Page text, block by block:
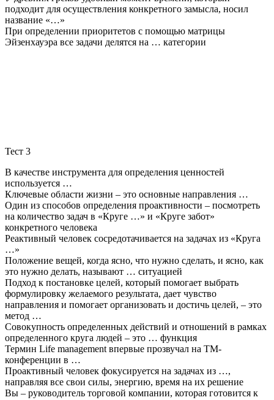
подходит для осуществления конкретного замысла, носил
название «…»
При определении приоритетов с помощью матрицы
Эйзенхауэра все задачи делятся на … категории
Тест 3
В качестве инструмента для определения ценностей
используется …
Ключевые области жизни – это основные направления …
Один из способов определения проактивности – посмотреть
на количество задач в «Круге …» и «Круге забот»
конкретного человека
Реактивный человек сосредотачивается на задачах из «Круга
…»
Положение вещей, когда ясно, что нужно сделать, и ясно, как
это нужно делать, называют … ситуацией
Подход к постановке целей, который помогает выбрать
формулировку желаемого результата, дает чувство
направления и помогает организовать и достичь целей, – это
метод …
Совокупность определенных действий и отношений в рамках
определенного круга людей – это … функция
Термин Life management впервые прозвучал на ТМ-
конференции в …
Проактивный человек фокусируется на задачах из …,
направляя все свои силы, энергию, время на их решение
Вы – руководитель торговой компании, которая готовится к